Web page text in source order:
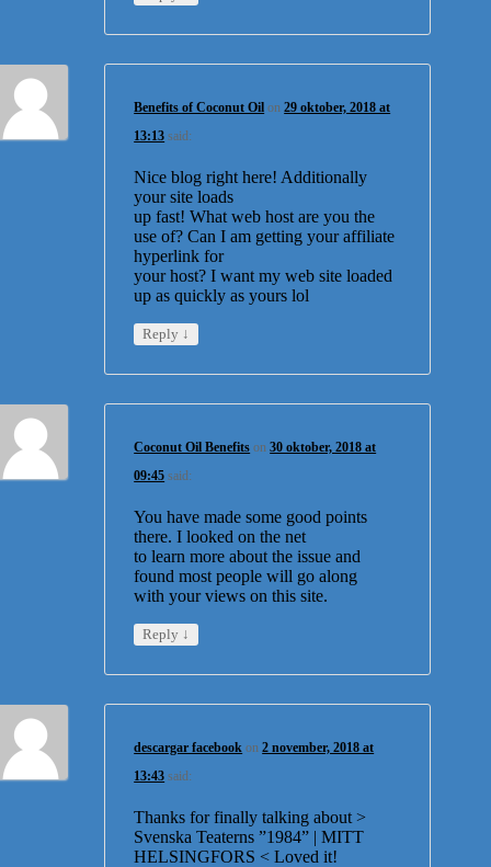
Benefits of Coconut Oil on29 oktober, 2018 at
13:13 said:
Nice blog right here! Additionally
your site loads
up fast! What web host are you the
use of? Can I am getting your affiliate
hyperlink for
your host? I want my web site loaded
up as quickly as yours lol
Reply ↓
Coconut Oil Benefits on30 oktober, 2018 at
09:45 said:
You have made some good points
there. I looked on the net
to learn more about the issue and
found most people will go along
with your views on this site.
Reply ↓
descargar facebook on2 november, 2018 at
13:43 said:
Thanks for finally talking about >
Svenska Teaterns ”1984” | MITT
HELSINGFORS < Loved it!